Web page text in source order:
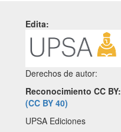
Edita:
Derechos de autor:
Reconocimiento CC BY:
(CC BY 40)
UPSA Ediciones